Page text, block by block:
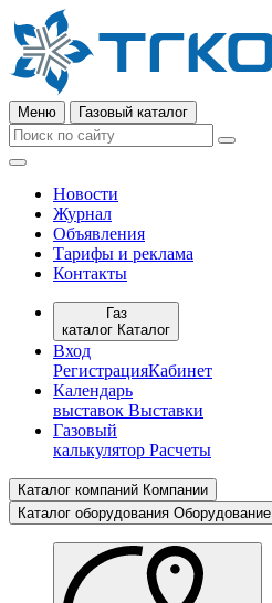
Меню Газовый каталог
Новости
Журнал
Объявления
Тарифы и реклама
Контакты
Газ
каталог Каталог
Вход
РегистрацияКабинет
Календарь
выставок Выставки
Газовый
калькулятор Расчеты
Каталог компаний Компании
Каталог оборудования Оборудование